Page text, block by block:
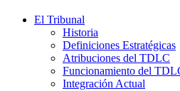
El Tribunal
Historia
Definiciones Estratégicas
Atribuciones del TDLC
Funcionamiento del
Integración Actual